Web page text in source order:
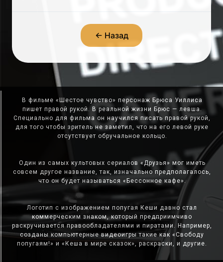
← Назад
В фильме «Шестое чувство» персонаж Брюса Уиллиса
пишет правой рукой. В реальной жизни Брюс — левша.
Специально для фильма он научился писать правой рукой,
для того чтобы зритель не заметил, что на его левой руке
отсутствует обручальное кольцо.
Один из самых культовых сериалов «Друзья» мог иметь
совсем другое название, так, изначально предполагалось,
что он будет называться «Бессонное кафе».
Логотип с изображением попугая Кеши давно стал
коммерческим знаком, который предприимчиво
раскручивается правообладателями и пиратами. Например,
созданы компьютерные видеоигры такие как «Свободу
попугаям!» и «Кеша в мире сказок», раскраски, и другие.